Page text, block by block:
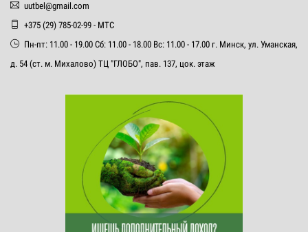
uutbel@gmail.com
+375 (29) 785-02-99 - МТС
Пн-пт: 11.00 - 19.00 Сб: 11.00 - 18.00 Вс: 11.00 - 17.00 г. Минск, ул. Уманская,
д. 54 (ст. м. Михалово) ТЦ "ГЛОБО", пав. 137, цок. этаж